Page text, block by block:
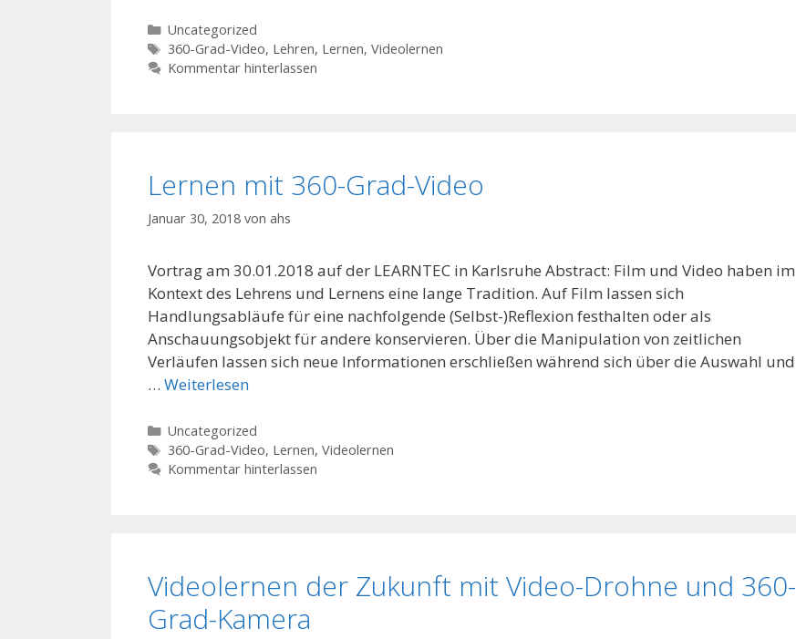
Kategorien
Uncategorized
Schlagwörter
360-Grad-Video, Lehren, Lernen, Videolernen
Kommentar hinterlassen
Lernen mit 360-Grad-Video
Januar 30, 2018 von ahs
Vortrag am 30.01.2018 auf der LEARNTEC in Karlsruhe Abstract: Film und Video haben im
Kontext des Lehrens und Lernens eine lange Tradition. Auf Film lassen sich
Handlungsabläufe für eine nachfolgende (Selbst-)Reflexion festhalten oder als
Anschauungsobjekt für andere konservieren. Über die Manipulation von zeitlichen
Verläufen lassen sich neue Informationen erschließen während sich über die Auswahl und
… Weiterlesen
Kategorien
Uncategorized
Schlagwörter
360-Grad-Video, Lernen, Videolernen
Kommentar hinterlassen
Videolernen der Zukunft mit Video-Drohne und 360-
Grad-Kamera